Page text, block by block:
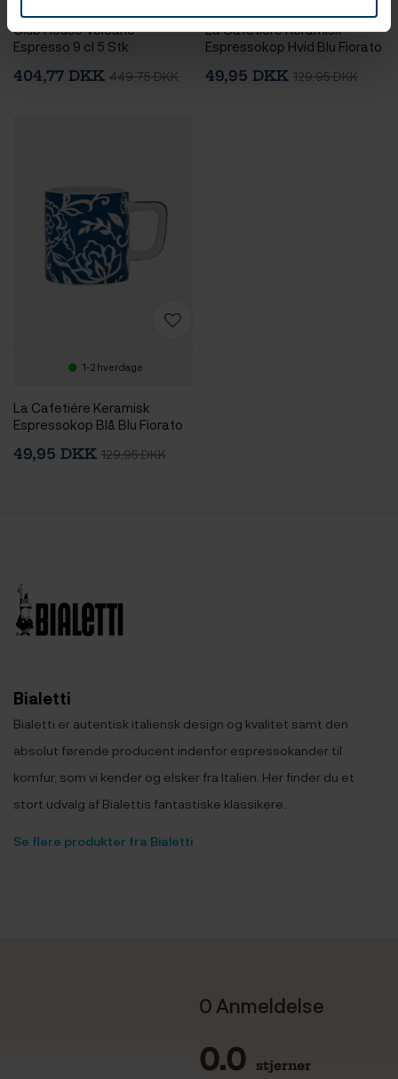
Club House Volcano
Espresso 9 cl 5 Stk
404,77 DKK 449,75 DKK
La Cafetiére Keramisk
Espressokop Hvid Blu Fiorato
49,95 DKK 129,95 DKK
1-2 hverdage
La Cafetiére Keramisk
Espressokop Blå Blu Fiorato
49,95 DKK 129,95 DKK
Bialetti
Bialetti er autentisk italiensk design og kvalitet samt den
absolut førende producent indenfor espressokander til
komfur, som vi kender og elsker fra Italien. Her finder du et
stort udvalg af Bialettis fantastiske klassikere.
Se flere produkter fra Bialetti
0 Anmeldelse
0.0 stjerner